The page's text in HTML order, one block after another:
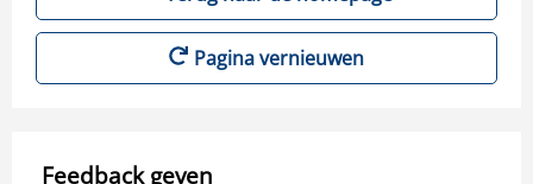
Pagina vernieuwen
Feedback geven